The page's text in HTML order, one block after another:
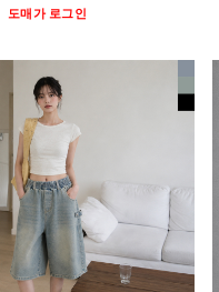
도매가 로그인